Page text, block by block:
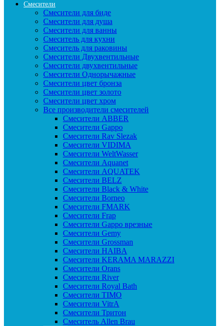
Смесители
Смесители для биде
Смесители для душа
Смесители для ванны
Смеситель для кухни
Смеситель для раковины
Смесители Двухвентильные
Смесители двухвентильные
Смесители Однорычажные
Смесители цвет бронза
Смесители цвет золото
Смесители цвет хром
Все производители смесителей
Cмесители ABBER
Cмесители Gappo
Cмесители Rav Slezak
Cмесители VIDIMA
Cмесители WeltWasser
Смесители Aquanet
Смесители AQUATEK
Смесители BELZ
Смесители Black & White
Смесители Borneo
Смесители FMARK
Смесители Frap
Смесители Gappo врезные
Смесители Gemy
Смесители Grossman
Смесители HAIBA
Смесители KERAMA MARAZZI
Смесители Orans
Смесители River
Смесители Royal Bath
Смесители TIMO
Смесители VitrA
Смесители Тритон
Смеситель Allen Brau